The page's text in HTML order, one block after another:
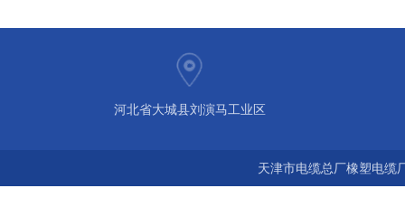
河北省大城县刘演马工业区
天津市电缆总厂橡塑电